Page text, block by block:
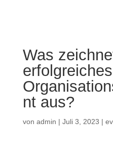
Was
erfolgreiches
nt aus?
von admin | Juli 3, 2023 |